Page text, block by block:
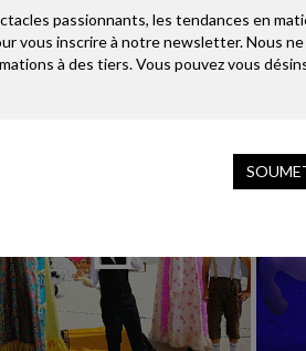
passionnants, les tendances en
vous inscrire à notre newsletter. Nous ne
à des tiers. Vous pouvez vous